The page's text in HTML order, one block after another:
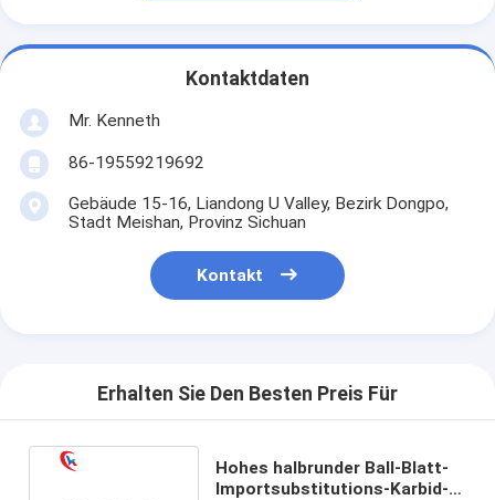
Kontaktdaten
Mr. Kenneth
86-19559219692
Gebäude 15-16, Liandong U Valley, Bezirk Dongpo,
Stadt Meishan, Provinz Sichuan
Kontakt
Erhalten Sie Den Besten Preis Für
Hohes halbrunder Ball-Blatt-
Importsubstitutions-Karbid-